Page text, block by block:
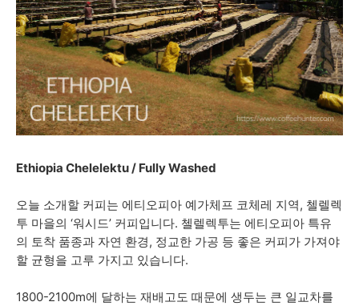
Ethiopia Chelelektu / Fully Washed
오늘 소개할 커피는 에티오피아 예가체프 코체레 지역, 첼렐렉
투 마을의 ‘워시드’ 커피입니다. 첼렐렉투는 에티오피아 특유
의 토착 품종과 자연 환경, 정교한 가공 등 좋은 커피가 가져야
할 균형을 고루 가지고 있습니다.
1800-2100m에 달하는 재배고도 때문에 생두는 큰 일교차를